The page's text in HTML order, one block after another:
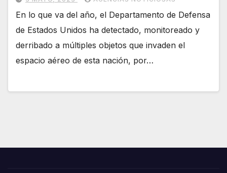
En lo que va del año, el Departamento de Defensa
de Estados Unidos ha detectado, monitoreado y
derribado a múltiples objetos que invaden el
espacio aéreo de esta nación, por…